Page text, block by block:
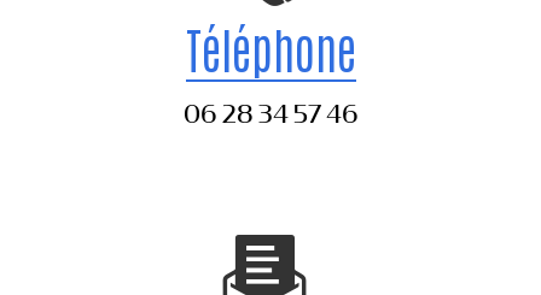
Téléphone
06 28 34 57 46